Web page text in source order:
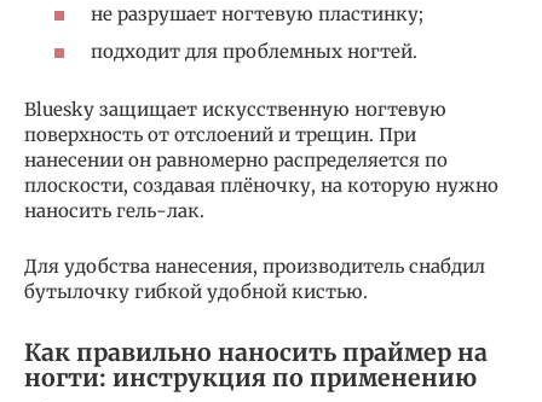
не разрушает ногтевую пластинку;
подходит для проблемных ногтей.
Bluesky защищает искусственную ногтевую
поверхность от отслоений и трещин. При
нанесении он равномерно распределяется по
плоскости, создавая плёночку, на которую нужно
наносить гель-лак.
Для удобства нанесения, производитель снабдил
бутылочку гибкой удобной кистью.
Как правильно наносить праймер на
ногти: инструкция по применению